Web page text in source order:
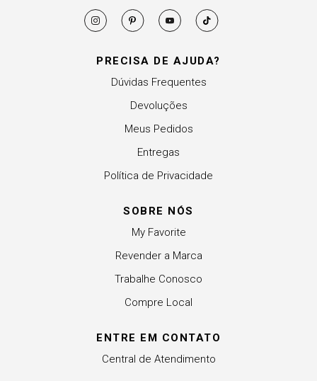
PRECISA DE AJUDA?
Dúvidas Frequentes
Devoluções
Meus Pedidos
Entregas
Política de Privacidade
SOBRE NÓS
My Favorite
Revender a Marca
Trabalhe Conosco
Compre Local
ENTRE EM CONTATO
Central de Atendimento